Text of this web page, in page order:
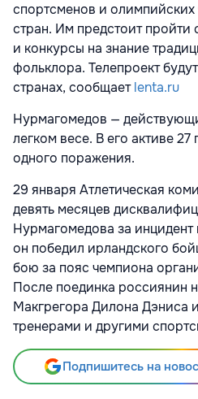
спортсменов и
стран. Им предстоит пройти
и конкурсы на знание
фольклора. Телепроект
странах, сообщаетlenta.ru
Нурмагомедов —
легком весе. В его активе 27
одного поражения.
29 января Атлетическая
девять месяцев
Нурмагомедова за инцидент
он победил ирландского
бою за пояс чемпиона
После поединка россиянин
Макгрегора Дилона Дэниса
тренерами и другими
Подпишитесь на